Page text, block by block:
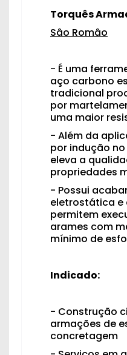
Torquês
Sâo Româo
- É uma
aço carbono
tradicional
por
uma maior
- Além da
por indução
eleva a
propriedades
- Possui
eletrostática e
permitem
arames com
mínimo de
Indicado:​
- Construção
armações de
concretagem